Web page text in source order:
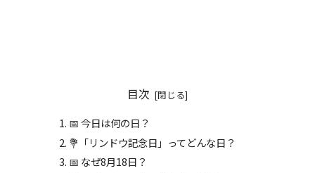
目次
📅 今日は何の日？
💐「リンドウ記念日」ってどんな日？
📅 なぜ8月18日？